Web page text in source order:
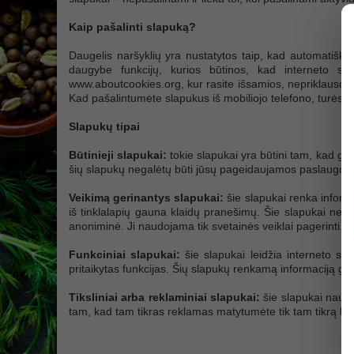
Kaip pašalinti slapuką?
Daugelis naršyklių yra nustatytos taip, kad
daugybe funkcijų, kurios būtinos, kad interneto
www.aboutcookies.org, kur rasite išsamios,
Kad pašalintumėte slapukus iš mobiliojo telefono,
Slapukų tipai
Būtinieji slapukai: tokie slapukai yra būtini tam, kad
šių slapukų negalėtų būti jūsų pageidaujamos
Veikimą gerinantys slapukai: šie slapukai renka
iš tinklalapių gauna klaidų pranešimų. Šie slapukai
anoniminė. Ji naudojama tik svetainės veiklai pagerinti.
Funkciniai slapukai: šie slapukai leidžia interneto
pritaikytas funkcijas. Šių slapukų renkamą informaciją
Tiksliniai arba reklaminiai slapukai: šie slapukai
tam, kad tam tikras reklamas matytumėte tik tam tikrą